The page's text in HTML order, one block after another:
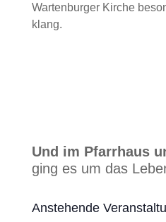
Wartenburger Kirche
klang.
Und im Pfarrhaus
ging es um das
Anstehende